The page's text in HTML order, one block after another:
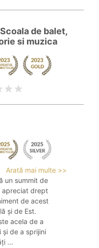
de balet,
si muzica
Arată mai multe >>
un summit de
apreciat drept
de acest
și de Est.
acela de a
și de a sprijini
...